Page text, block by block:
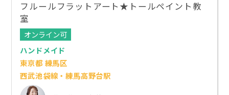
フルールフラットアート★トールペイント教
室
オンライン可
ハンドメイド
東京都 練馬区
西武池袋線・練馬高野台駅